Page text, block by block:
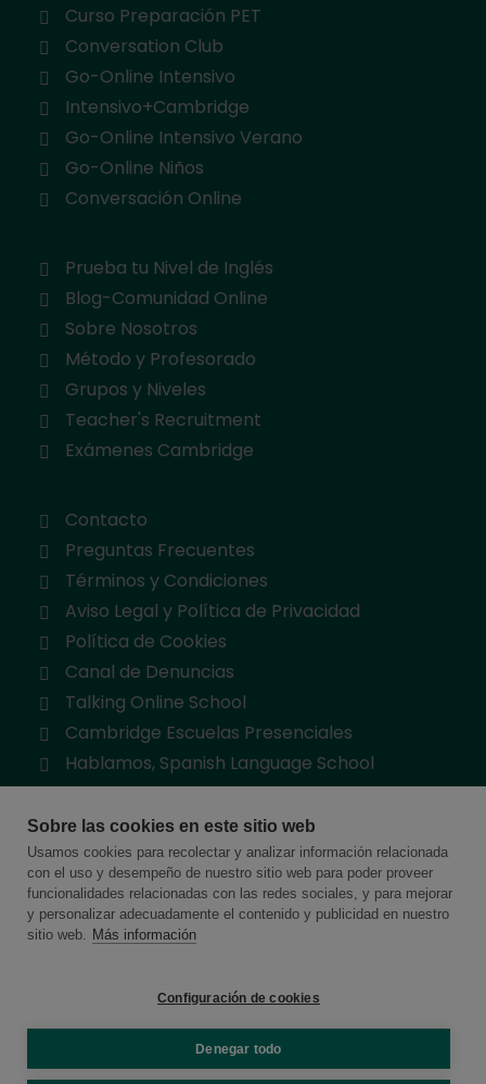
Curso Preparación PET
Conversation Club
Go-Online Intensivo
Intensivo+Cambridge
Go-Online Intensivo Verano
Go-Online Niños
Conversación Online
Prueba tu Nivel de Inglés
Blog-Comunidad Online
Sobre Nosotros
Método y Profesorado
Grupos y Niveles
Teacher's Recruitment
Exámenes Cambridge
Contacto
Preguntas Frecuentes
Términos y Condiciones
Aviso Legal y Política de Privacidad
Política de Cookies
Canal de Denuncias
Talking Online School
Cambridge Escuelas Presenciales
Hablamos, Spanish Language School
Somos miembros de:
Sobre las cookies en este sitio web
Usamos cookies para recolectar y analizar información relacionada
con el uso y desempeño de nuestro sitio web para poder proveer
funcionalidades relacionadas con las redes sociales, y para mejorar
y personalizar adecuadamente el contenido y publicidad en nuestro
sitio web. Más información
Configuración de cookies
Denegar todo